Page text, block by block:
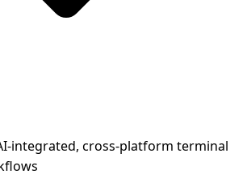
integrated, cross-platform terminal